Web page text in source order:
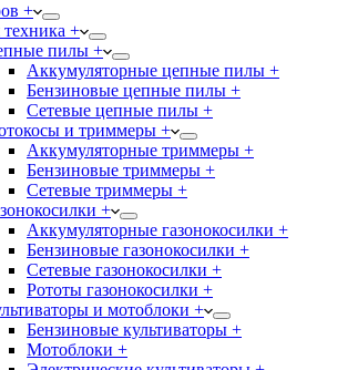
+
+
пилы +
Аккумуляторные цепные пилы +
Бензиновые цепные пилы +
Сетевые цепные пилы +
и триммеры +
Аккумуляторные триммеры +
Бензиновые триммеры +
Сетевые триммеры +
+
Аккумуляторные газонокосилки +
Бензиновые газонокосилки +
Сетевые газонокосилки +
Рототы газонокосилки +
и мотоблоки +
Бензиновые культиваторы +
Мотоблоки +